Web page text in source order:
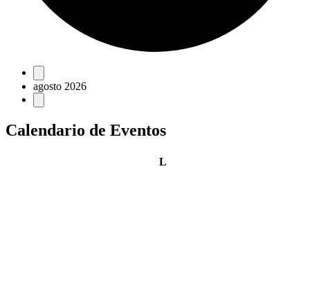
Eventos
agosto 2026
Calendario de Eventos
Llunes